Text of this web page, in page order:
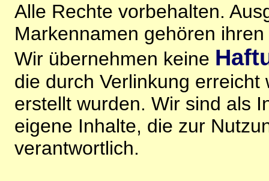
Alle Rechte vorbehalten.
Markennamen gehören
Wir übernehmen keine
die durch Verlinkung
erstellt wurden. Wir sind als
eigene Inhalte, die zur
verantwortlich.